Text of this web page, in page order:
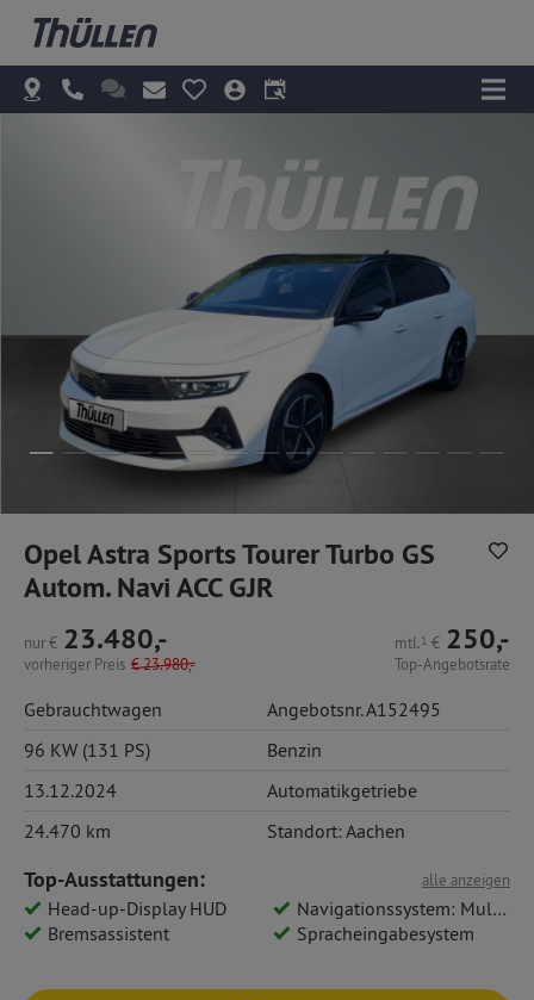
Opel Astra Sports Tourer Turbo GS
Autom. Navi ACC GJR
nur€ 23.480,-
vorheriger Preis €23.980,-
mtl.1 € 250,-
Top-Angebotsrate
Gebrauchtwagen
Angebotsnr. A152495
96 KW (131 PS)
Benzin
13.12.2024
Automatikgetriebe
24.470 km
Standort: Aachen
alle anzeigen
Top-Ausstattungen:
Head-up-Display HUD
Navigationssystem: Multimedia Navi Pro 10
Bremsassistent
Spracheingabesystem